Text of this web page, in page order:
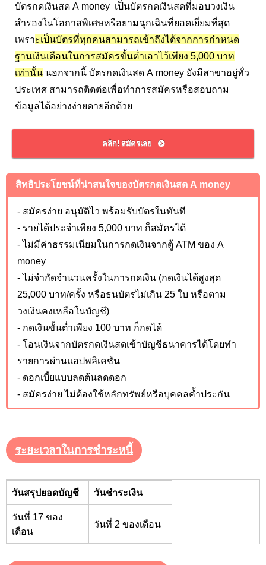
บัตรกดเงินสด A money เป็นบัตรกดเงินสดที่มอบวงเงิน
สำรองในโอกาสพิเศษหรือยามฉุกเฉินที่ยอดเยี่ยมที่สุด
เพราะเป็นบัตรที่ทุกคนสามารถเข้าถึงได้จากการกำหนด
ฐานเงินเดือนในการสมัครขั้นต่ำเอาไว้เพียง 5,000 บาท
เท่านั้น นอกจากนี้ บัตรกดเงินสด A money ยังมีสาขาอยู่ทั่ว
ประเทศ สามารถติดต่อเพื่อทำการสมัครหรือสอบถาม
ข้อมูลได้อย่างง่ายดายอีกด้วย
คลิก! สมัครเลย
สิทธิประโยชน์ที่น่าสนใจของบัตรกดเงินสด A money
- สมัครง่าย อนุมัติไว พร้อมรับบัตรในทันที
- รายได้ประจำเพียง 5,000 บาท ก็สมัครได้
- ไม่มีค่าธรรมเนียมในการกดเงินจากตู้ ATM ของ A
money
- ไม่จำกัดจำนวนครั้งในการกดเงิน (กดเงินได้สูงสุด
25,000 บาท/ครั้ง หรือธนบัตรไม่เกิน 25 ใบ หรือตาม
วงเงินคงเหลือในบัญชี)
- กดเงินขั้นต่ำเพียง 100 บาท ก็กดได้
- โอนเงินจากบัตรกดเงินสดเข้าบัญชีธนาคารได้โดยทำ
รายการผ่านแอปพลิเคชัน
- ดอกเบี้ยแบบลดต้นลดดอก
- สมัครง่าย ไม่ต้องใช้หลักทรัพย์หรือบุคคลค้ำประกัน
ระยะเวลาในการชำระหนี้
วันสรุปยอดบัญชี วันชำระเงิน
วันที่ 17 ของ
เดือน
วันที่ 2 ของเดือน